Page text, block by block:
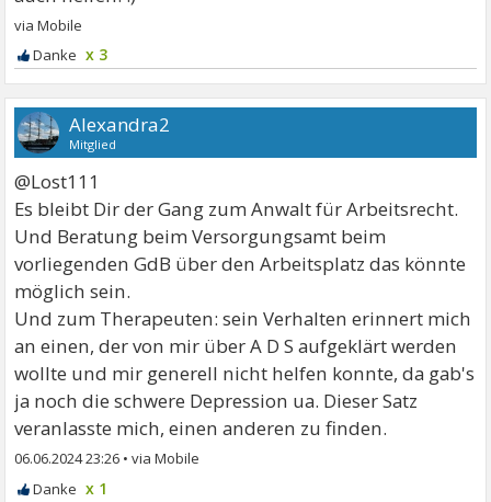
x 3
Alexandra2
Mitglied
@Lost111
Es bleibt Dir der Gang zum Anwalt für Arbeitsrecht.
Und Beratung beim Versorgungsamt beim
vorliegenden GdB über den Arbeitsplatz das könnte
möglich sein.
Und zum Therapeuten: sein Verhalten erinnert mich
an einen, der von mir über A D S aufgeklärt werden
wollte und mir generell nicht helfen konnte, da gab's
ja noch die schwere Depression ua. Dieser Satz
veranlasste mich, einen anderen zu finden.
06.06.2024 23:26 •
x 1